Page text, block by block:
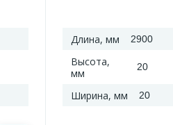
Длина, мм 2900
Высота,
мм
20
Ширина, мм 20